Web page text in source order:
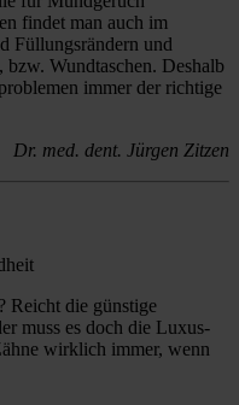
findet man auch im
Füllungsrändern und
bzw. Wundtaschen. Deshalb
immer der richtige
Dr. med. dent. Jürgen Zitzen
Reicht die günstige
muss es doch die Luxus-
wirklich immer, wenn